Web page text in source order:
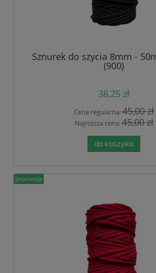
Sznurek do szycia 8mm -
(900)
38,25 zł
Cena regularna:45,00 zł
Najniższa cena:45,00 zł
do koszyka
promocja